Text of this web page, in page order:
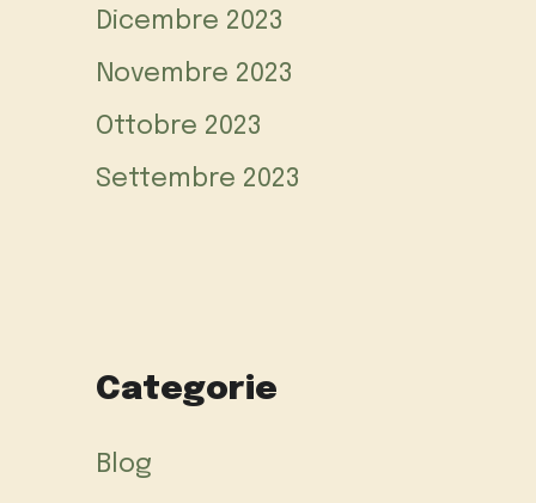
Dicembre 2023
Novembre 2023
Ottobre 2023
Settembre 2023
Categorie
Blog